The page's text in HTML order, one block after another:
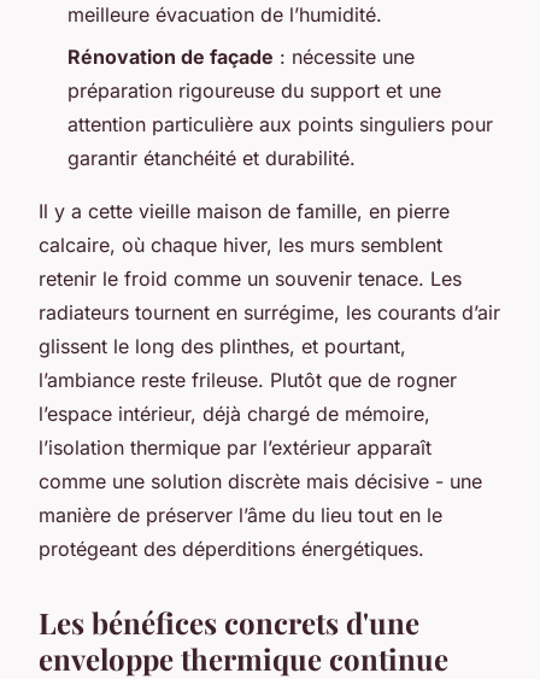
meilleure évacuation de l’humidité.
Rénovation de façade : nécessite une
préparation rigoureuse du support et une
attention particulière aux points singuliers pour
garantir étanchéité et durabilité.
Il y a cette vieille maison de famille, en pierre
calcaire, où chaque hiver, les murs semblent
retenir le froid comme un souvenir tenace. Les
radiateurs tournent en surrégime, les courants d’air
glissent le long des plinthes, et pourtant,
l’ambiance reste frileuse. Plutôt que de rogner
l’espace intérieur, déjà chargé de mémoire,
l’isolation thermique par l’extérieur apparaît
comme une solution discrète mais décisive - une
manière de préserver l’âme du lieu tout en le
protégeant des déperditions énergétiques.
Les bénéfices concrets d'une
enveloppe thermique continue